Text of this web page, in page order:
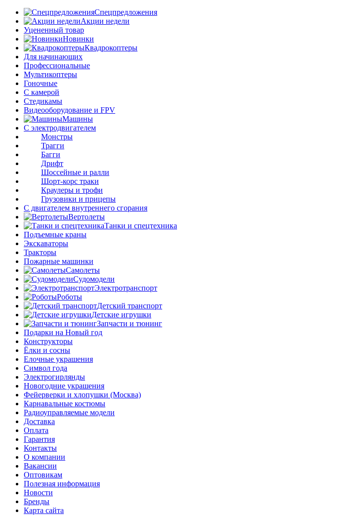
Спецпредложения
Акции недели
Уцененный товар
Новинки
Квадрокоптеры
Для начинающих
Профессиональные
Мультикоптеры
Гоночные
C камерой
Стедикамы
Видеооборудование и FPV
Машины
С электродвигателем
Монстры
Трагги
Багги
Дрифт
Шоссейные и ралли
Шорт-корс траки
Краулеры и трофи
Грузовики и прицепы
С двигателем внутреннего сгорания
Вертолеты
Танки и спецтехника
Подъемные краны
Экскаваторы
Тракторы
Пожарные машинки
Самолеты
Судомодели
Электротранспорт
Роботы
Детский транспорт
Детские игрушки
Запчасти и тюнинг
Подарки на Новый год
Конструкторы
Ёлки и сосны
Елочные украшения
Символ года
Электрогирлянды
Новогодние украшения
Фейерверки и хлопушки (Москва)
Карнавальные костюмы
Радиоуправляемые модели
Доставка
Оплата
Гарантия
Контакты
О компании
Вакансии
Оптовикам
Полезная информация
Новости
Бренды
Карта сайта